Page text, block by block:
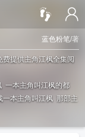
蓝色粉笔/著
提供主角江枫全集阅
一本主角叫江枫的都
一本主角叫江枫 那部主